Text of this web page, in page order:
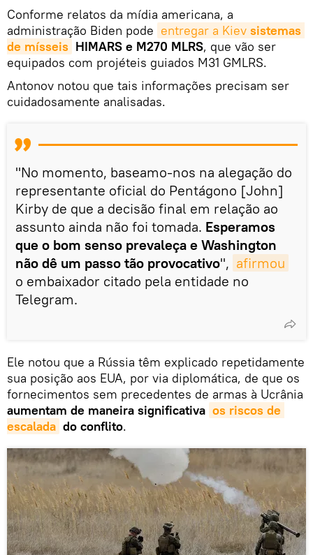
Conforme relatos da mídia americana, a
administração Biden pode entregar a Kiev sistemas
de mísseis HIMARS e M270 MLRS, que vão ser
equipados com projéteis guiados М31 GMLRS.
Antonov notou que tais informações precisam ser
cuidadosamente analisadas.
"No momento, baseamo-nos na alegação do
representante oficial do Pentágono [John]
Kirby de que a decisão final em relação ao
assunto ainda não foi tomada. Esperamos
que o bom senso prevaleça e Washington
não dê um passo tão provocativo", afirmou
o embaixador citado pela entidade no
Telegram.
Ele notou que a Rússia têm explicado repetidamente
sua posição aos EUA, por via diplomática, de que os
fornecimentos sem precedentes de armas à Ucrânia
aumentam de maneira significativa os riscos de
escalada do conflito.